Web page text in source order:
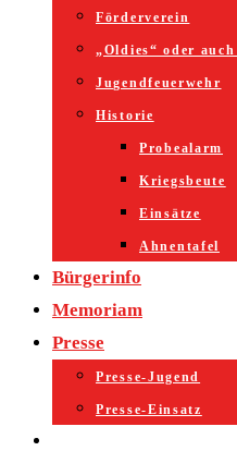
Förderverein
„Oldies“ oder
Jugendfeuerwehr
Historie
Probealarm
Kriegsbeute
Einsätze
Ahnentafel
Bürgerinfo
Memoriam
Presse
Presse-Jugend
Presse-Einsatz